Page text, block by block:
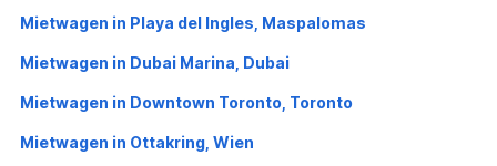
Mietwagen in Playa del Ingles, Maspalomas
Mietwagen in Dubai Marina, Dubai
Mietwagen in Downtown Toronto, Toronto
Mietwagen in Ottakring, Wien